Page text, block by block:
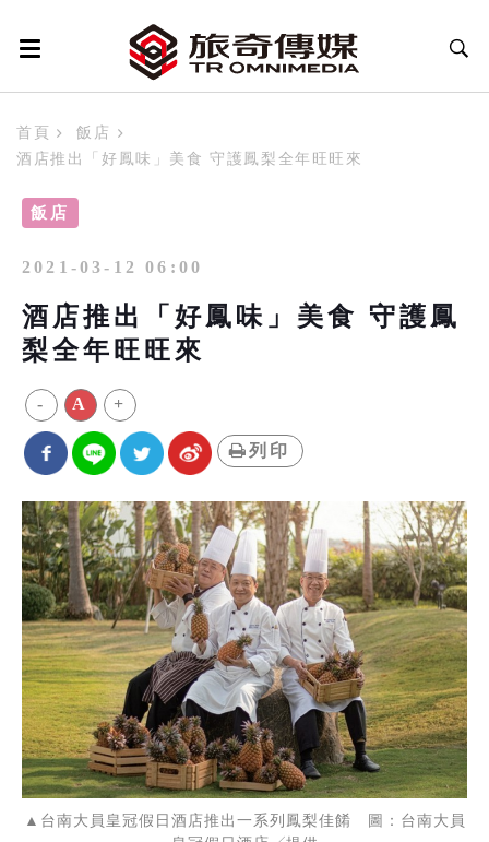
首頁
飯店
酒店推出「好鳳味」美食 守護鳳梨全年旺旺來
飯店
2021-03-12 06:00
酒店推出「好鳳味」美食 守護鳳
梨全年旺旺來
- A +
列印
▲台南大員皇冠假日酒店推出一系列鳳梨佳餚 圖：台南大員